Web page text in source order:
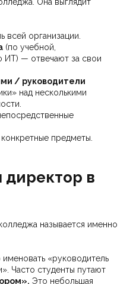
всей организации.
(по учебной,
ИТ) — отвечают за свои
/ руководители
над несколькими
предметы.
директор в
называется именно
«руководитель
Часто студенты путают
Это небольшая